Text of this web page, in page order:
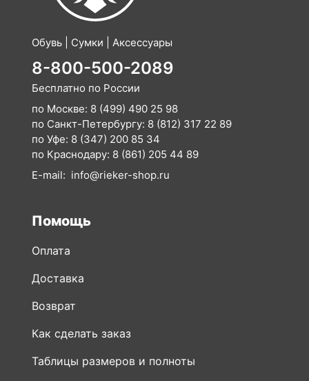
Обувь | Сумки | Аксессуары
8-800-500-2089
Бесплатно по России
по Москве: 8 (499) 490 25 98
по Санкт-Петербургу: 8 (812) 317 22 89
по Уфе: 8 (347) 200 85 34
по Краснодару: 8 (861) 205 44 89
E-mail: info@rieker-shop.ru
Помощь
Оплата
Доставка
Возврат
Как сделать заказ
Таблицы размеров и полноты